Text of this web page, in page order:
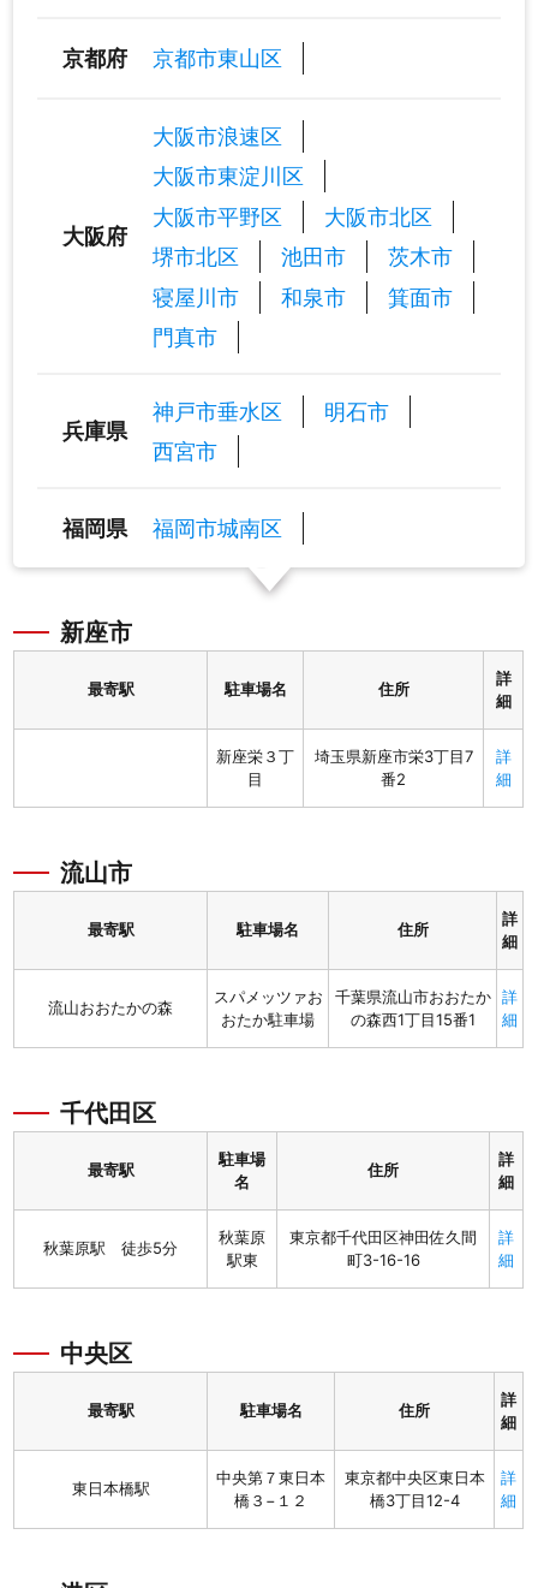
京都府 京都市東山区
大阪府
大阪市浪速区
大阪市東淀川区
大阪市平野区
大阪市北区
堺市北区
池田市
茨木市
寝屋川市
和泉市
箕面市
門真市
兵庫県
神戸市垂水区
明石市
西宮市
福岡県 福岡市城南区
新座市
最寄駅 駐車場名 住所
詳
細
新座栄３丁
目
埼玉県新座市栄3丁目7
番2
詳
細
流山市
最寄駅 駐車場名 住所
詳
細
流山おおたかの森
スパメッツァお
おたか駐車場
千葉県流山市おおたか
の森西1丁目15番1
詳
細
千代田区
最寄駅
駐車場
名
住所
詳
細
秋葉原駅 徒歩5分
秋葉原
駅東
東京都千代田区神田佐久間
町3-16-16
詳
細
中央区
最寄駅 駐車場名 住所
詳
細
東日本橋駅
中央第７東日本
橋３−１２
東京都中央区東日本
橋3丁目12-4
詳
細